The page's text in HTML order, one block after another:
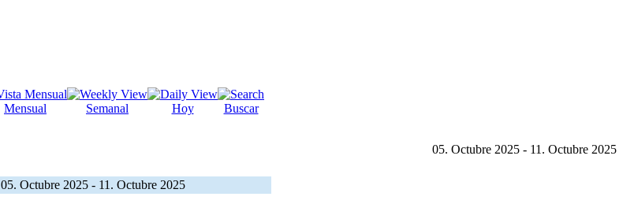
Mensual Semanal Hoy Buscar
05. Octubre 2025 - 11. Octubre 2025
05. Octubre 2025 - 11. Octubre 2025